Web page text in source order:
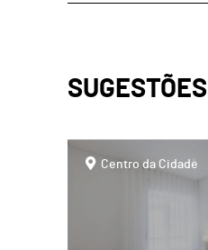
SUGESTÕES
pageCentro da Cidade